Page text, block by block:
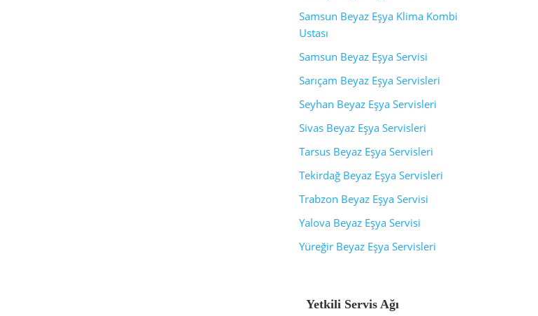
Samsun Beyaz Eşya Klima Kombi
Ustası
Samsun Beyaz Eşya Servisi
Sarıçam Beyaz Eşya Servisleri
Seyhan Beyaz Eşya Servisleri
Sivas Beyaz Eşya Servisleri
Tarsus Beyaz Eşya Servisleri
Tekirdağ Beyaz Eşya Servisleri
Trabzon Beyaz Eşya Servisi
Yalova Beyaz Eşya Servisi
Yüreğir Beyaz Eşya Servisleri
Yetkili Servis Ağı